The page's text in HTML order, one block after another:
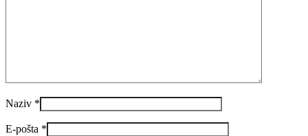
Naziv *
E-pošta *